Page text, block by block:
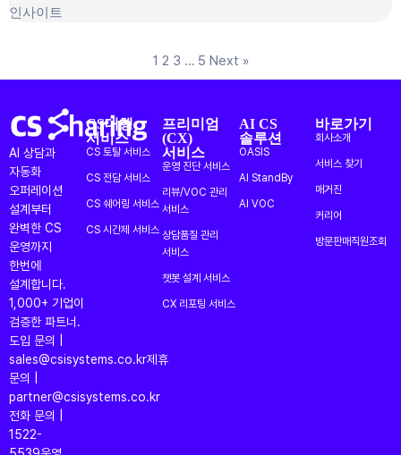
인사이트
1 2 3 … 5 Next »
AI 상담과
자동화
오퍼레이션
설계부터
완벽한 CS
운영까지
한번에
설계합니다.
1,000+ 기업이
검증한 파트너.
도입 문의 |
sales@csisystems.co.kr제휴
문의 |
partner@csisystems.co.kr
전화 문의 |
1522-
CS대행
서비스
CS 토탈 서비스
CS 전담 서비스
CS 쉐어링 서비스
CS 시간제 서비스
프리미엄
(CX)
서비스
운영 진단 서비스
리뷰/VOC 관리
서비스
상담품질 관리
서비스
챗봇 설계 서비스
CX 리포팅 서비스
AI CS
솔루션
OASIS
AI StandBy
AI VOC
바로가기
회사소개
서비스 찾기
매거진
커리어
방문판매직원조회